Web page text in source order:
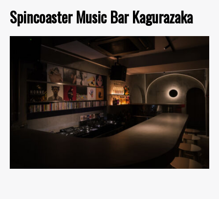
Spincoaster Music Bar Kagurazaka